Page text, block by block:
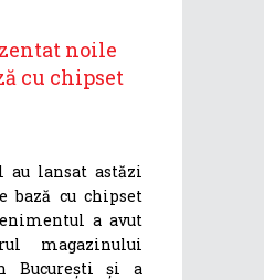
noile
cu chipset
au lansat astăzi
bază cu chipset
a avut
magazinului
București și a